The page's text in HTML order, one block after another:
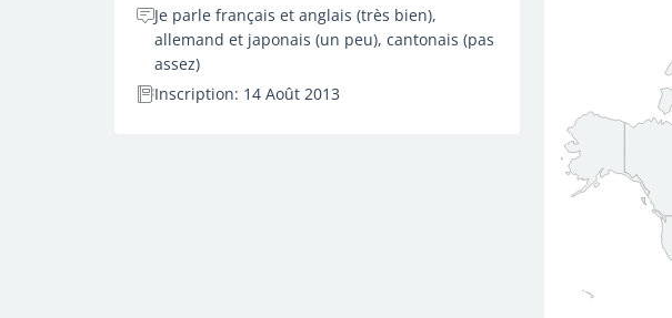
Je parle français et anglais (très bien),
allemand et japonais (un peu), cantonais (pas
assez)
Inscription: 14 Août 2013